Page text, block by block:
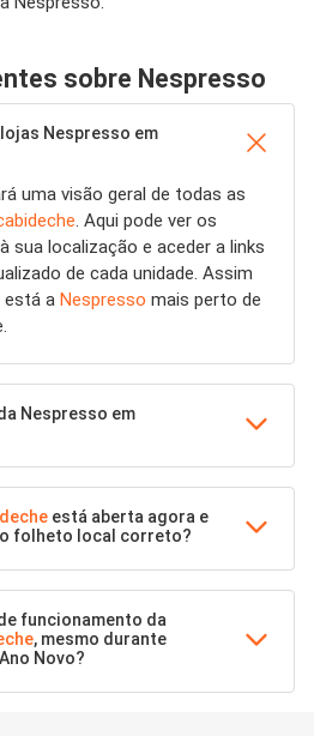
sobre Nespresso
Nespresso em
uma visão geral de todas as
. Aqui pode ver os
sua localização e aceder a links
de cada unidade. Assim
está a Nespresso mais perto de
Nespresso em
está aberta agora e
folheto local correto?
funcionamento da
, mesmo durante
Novo?